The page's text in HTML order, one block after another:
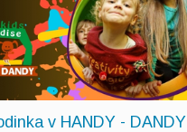
v HANDY - DANDY